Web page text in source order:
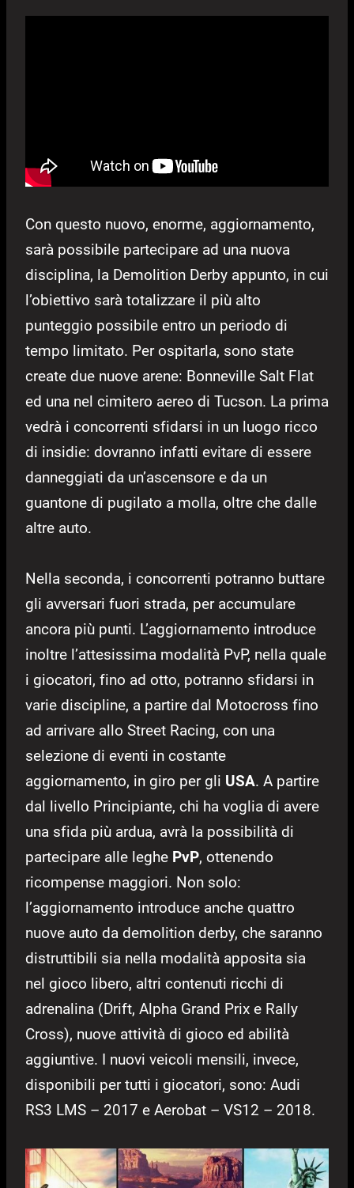
Con questo nuovo, enorme, aggiornamento,
sarà possibile partecipare ad una nuova
disciplina, la Demolition Derby appunto, in cui
l’obiettivo sarà totalizzare il più alto
punteggio possibile entro un periodo di
tempo limitato. Per ospitarla, sono state
create due nuove arene: Bonneville Salt Flat
ed una nel cimitero aereo di Tucson. La prima
vedrà i concorrenti sfidarsi in un luogo ricco
di insidie: dovranno infatti evitare di essere
danneggiati da un’ascensore e da un
guantone di pugilato a molla, oltre che dalle
altre auto.
Nella seconda, i concorrenti potranno buttare
gli avversari fuori strada, per accumulare
ancora più punti. L’aggiornamento introduce
inoltre l’attesissima modalità PvP, nella quale
i giocatori, fino ad otto, potranno sfidarsi in
varie discipline, a partire dal Motocross fino
ad arrivare allo Street Racing, con una
selezione di eventi in costante
aggiornamento, in giro per gli USA. A partire
dal livello Principiante, chi ha voglia di avere
una sfida più ardua, avrà la possibilità di
partecipare alle leghe PvP, ottenendo
ricompense maggiori. Non solo:
l’aggiornamento introduce anche quattro
nuove auto da demolition derby, che saranno
distruttibili sia nella modalità apposita sia
nel gioco libero, altri contenuti ricchi di
adrenalina (Drift, Alpha Grand Prix e Rally
Cross), nuove attività di gioco ed abilità
aggiuntive. I nuovi veicoli mensili, invece,
disponibili per tutti i giocatori, sono: Audi
RS3 LMS – 2017 e Aerobat – VS12 – 2018.